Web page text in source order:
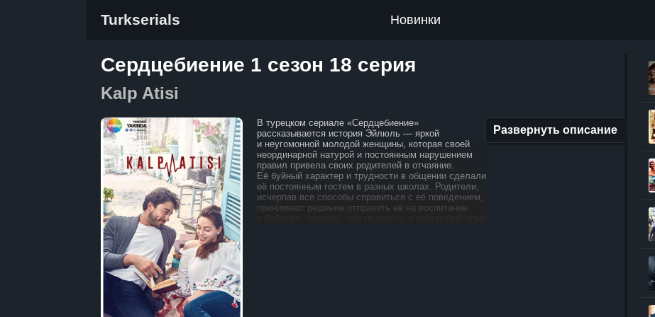
Turkserials Новинки
Сердцебиение 1 сезон 18 серия
Kalp Atisi
В турецком сериале «Сердцебиение»
рассказывается история Эйлюль — яркой
и неугомонной молодой женщины, которая своей
неординарной натурой и постоянным нарушением
правил привела своих родителей в отчаяние.
Её буйный характер и трудности в общении сделали
её постоянным гостем в разных школах. Родители,
исчерпав все способы справиться с её поведением,
принимают решение отправить её на воспитание
Развернуть описание